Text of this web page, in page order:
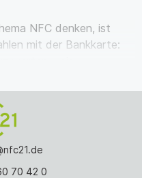
NFC denken, ist
mit der Bankkarte:
70 42 0